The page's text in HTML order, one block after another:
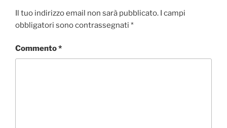
Il tuo indirizzo email non sarà pubblicato. I campi
obbligatori sono contrassegnati *
Commento*